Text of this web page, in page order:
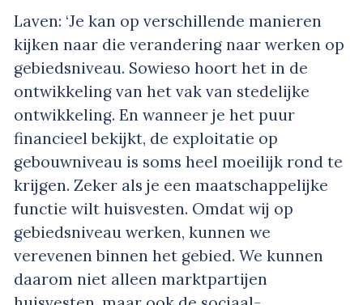
Laven: ‘Je kan op verschillende manieren
kijken naar die verandering naar werken op
gebiedsniveau. Sowieso hoort het in de
ontwikkeling van het vak van stedelijke
ontwikkeling. En wanneer je het puur
financieel bekijkt, de exploitatie op
gebouwniveau is soms heel moeilijk rond te
krijgen. Zeker als je een maatschappelijke
functie wilt huisvesten. Omdat wij op
gebiedsniveau werken, kunnen we
verevenen binnen het gebied. We kunnen
daarom niet alleen marktpartijen